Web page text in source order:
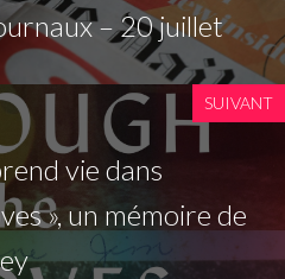
– 20 juillet
SUIVANT
vie dans
», un mémoire de